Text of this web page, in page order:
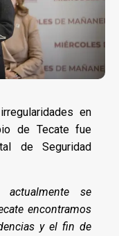
en
de Tecate fue
de Seguridad
actualmente se
encontramos
y el fin de